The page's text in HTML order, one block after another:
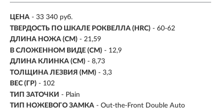
ЦЕНА - 33 340 руб.
ТВЕРДОСТЬ ПО ШКАЛЕ РОКВЕЛЛА (HRC) - 60-62
ДЛИНА НОЖА (СМ) - 21,59
В СЛОЖЕННОМ ВИДЕ (СМ) - 12,9
ДЛИНА КЛИНКА (СМ) - 8,73
ТОЛЩИНА ЛЕЗВИЯ (ММ) - 3,3
ВЕС (ГР) - 102
ТИП ЗАТОЧКИ - Plain
ТИП НОЖЕВОГО ЗАМКА - Out-the-Front Double Auto